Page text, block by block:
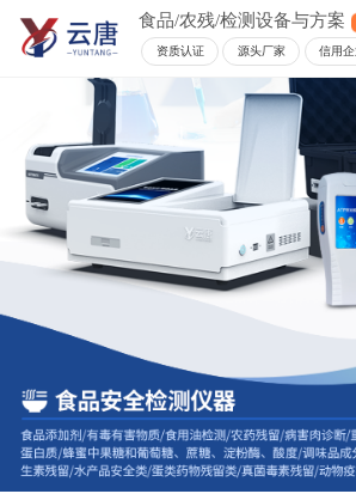
食品/农残/检测设备与方案
资质认证 源头厂家 信用